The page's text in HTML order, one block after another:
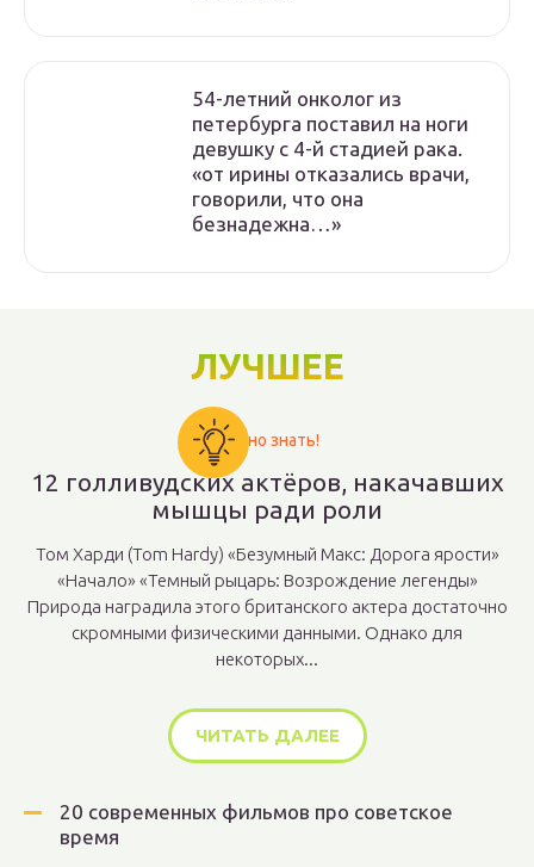
54-летний онколог из
петербурга поставил на ноги
девушку с 4-й стадией рака.
«от ирины отказались врачи,
говорили, что она
безнадежна…»
ЛУЧШЕЕ
Важно знать!
12 голливудских актёров, накачавших
мышцы ради роли
Том Харди (Tom Hardy) «Безумный Макс: Дорога ярости»
«Начало» «Темный рыцарь: Возрождение легенды»
Природа наградила этого британского актера достаточно
скромными физическими данными. Однако для
некоторых...
ЧИТАТЬ ДАЛЕЕ
20 современных фильмов про советское
время